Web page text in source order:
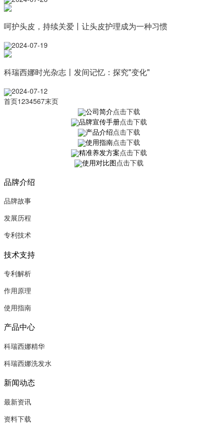
呵护头皮，持续关爱丨让头皮护理成为一种习惯
2024-07-19
科瑞西娜时光杂志丨发间记忆：探究"变化"
2024-07-12
首页1234567末页
公司简介点击下载
品牌宣传手册点击下载
产品介绍点击下载
使用指南点击下载
精准养发方案点击下载
使用对比图点击下载
品牌介绍
品牌故事
发展历程
专利技术
技术支持
专利解析
作用原理
使用指南
产品中心
科瑞西娜精华
科瑞西娜洗发水
新闻动态
最新资讯
资料下载